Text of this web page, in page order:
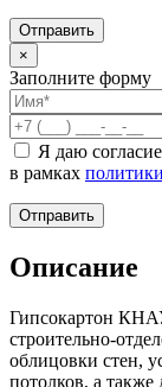
×
Заполните форму
Я даю
в рамках
Описание
Гипсокартон
строительно-
облицовки стен,
потолков, а также